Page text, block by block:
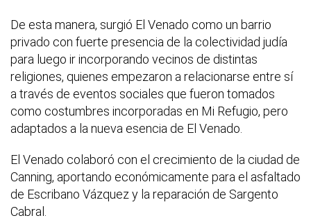
De esta manera, surgió El Venado como un barrio
privado con fuerte presencia de la colectividad judía
para luego ir incorporando vecinos de distintas
religiones, quienes empezaron a relacionarse entre sí
a través de eventos sociales que fueron tomados
como costumbres incorporadas en Mi Refugio, pero
adaptados a la nueva esencia de El Venado.
El Venado colaboró con el crecimiento de la ciudad de
Canning, aportando económicamente para el asfaltado
de Escribano Vázquez y la reparación de Sargento
Cabral.